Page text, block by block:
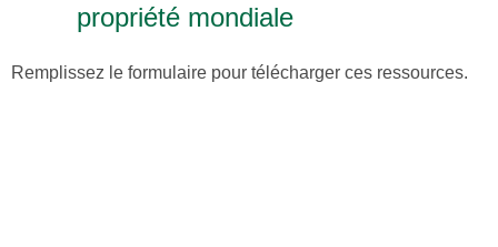
propriété mondiale
Remplissez le formulaire pour télécharger ces ressources.